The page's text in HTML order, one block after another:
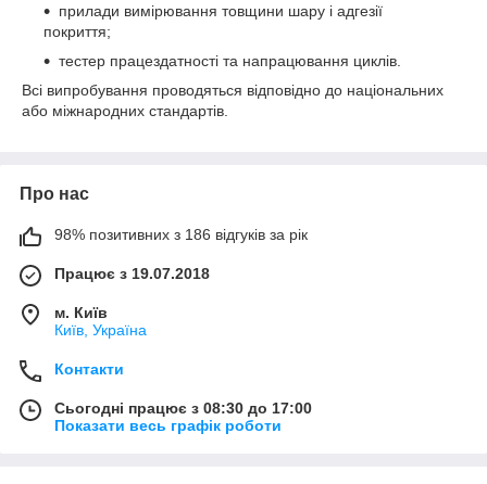
прилади вимірювання товщини шару і адгезії
покриття;
тестер працездатності та напрацювання циклів.
Всі випробування проводяться відповідно до національних
або міжнародних стандартів.
Про нас
98% позитивних з 186 відгуків за рік
Працює з 19.07.2018
м. Київ
Київ, Україна
Контакти
Сьогодні працює з 08:30 до 17:00
Показати весь графік роботи